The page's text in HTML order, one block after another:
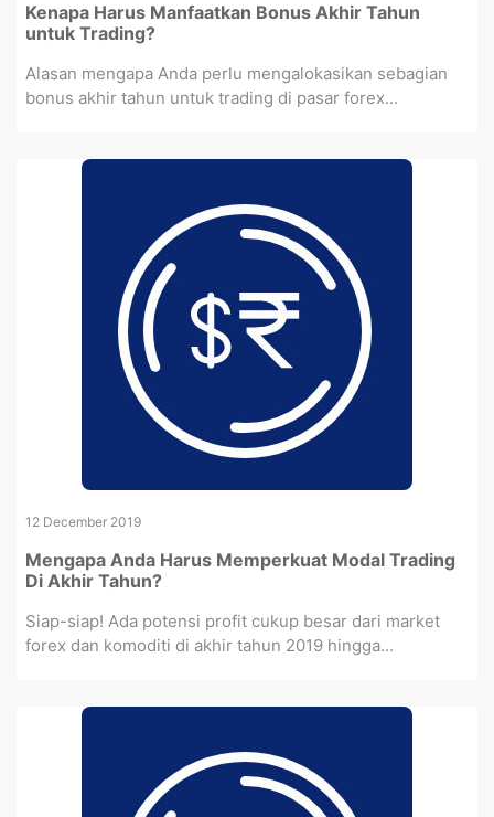
Kenapa Harus Manfaatkan Bonus Akhir Tahun
untuk Trading?
Alasan mengapa Anda perlu mengalokasikan sebagian
bonus akhir tahun untuk trading di pasar forex...
12 December 2019
Mengapa Anda Harus Memperkuat Modal Trading
Di Akhir Tahun?
Siap-siap! Ada potensi profit cukup besar dari market
forex dan komoditi di akhir tahun 2019 hingga...